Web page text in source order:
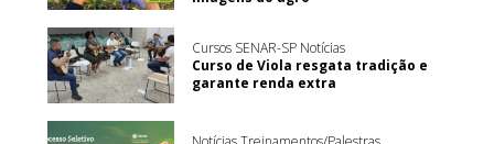
Cursos SENAR-SP Notícias
Curso de Viola resgata tradição e
garante renda extra